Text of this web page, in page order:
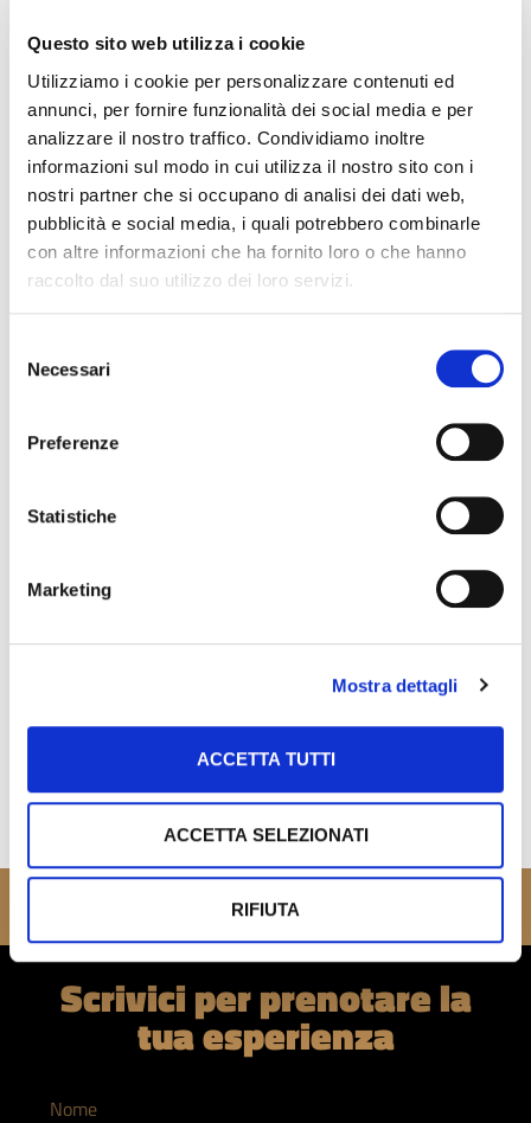
Questo sito web utilizza i cookie
Utilizziamo i cookie per personalizzare contenuti ed
annunci, per fornire funzionalità dei social media e per
analizzare il nostro traffico. Condividiamo inoltre
informazioni sul modo in cui utilizza il nostro sito con i
nostri partner che si occupano di analisi dei dati web,
pubblicità e social media, i quali potrebbero combinarle
con altre informazioni che ha fornito loro o che hanno
raccolto dal suo utilizzo dei loro servizi.
delNecessari
Preferenze
Statistiche
Marketing
Mostra dettagli
ACCETTA TUTTI
ACCETTA SELEZIONATI
RIFIUTA
Party Riunioni
Transfer Calessino Noleggio Auto
Noleggio Moto Set Fotografico
Scrivici per prenotare la
tua esperienza